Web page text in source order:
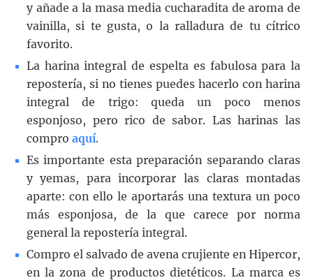
y añade a la masa media cucharadita de aroma de
vainilla, si te gusta, o la ralladura de tu cítrico
favorito.
La harina integral de espelta es fabulosa para la
repostería, si no tienes puedes hacerlo con harina
integral de trigo: queda un poco menos
esponjoso, pero rico de sabor. Las harinas las
compro aquí.
Es importante esta preparación separando claras
y yemas, para incorporar las claras montadas
aparte: con ello le aportarás una textura un poco
más esponjosa, de la que carece por norma
general la repostería integral.
Compro el salvado de avena crujiente en Hipercor,
en la zona de productos dietéticos. La marca es